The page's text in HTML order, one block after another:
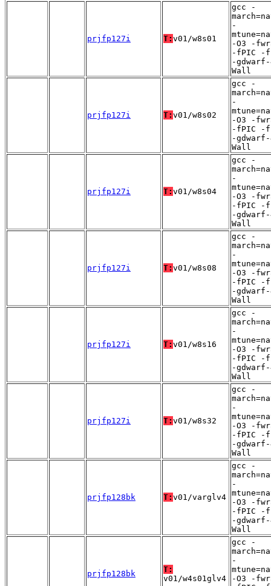
prjfp127i T: v01/w8s01
gcc -
-
-O3 -
-fPIC -
-
Wall
prjfp127i T: v01/w8s02
gcc -
-
-O3 -
-fPIC -
-
Wall
prjfp127i T: v01/w8s04
gcc -
-
-O3 -
-fPIC -
-
Wall
prjfp127i T: v01/w8s08
gcc -
-
-O3 -
-fPIC -
-
Wall
prjfp127i T: v01/w8s16
gcc -
-
-O3 -
-fPIC -
-
Wall
prjfp127i T: v01/w8s32
gcc -
-
-O3 -
-fPIC -
-
Wall
prjfp128bk T: v01/varglv4
gcc -
-
-O3 -
-fPIC -
-
Wall
prjfp128bk
T:
v01/w4s01glv4
gcc -
-
-O3 -